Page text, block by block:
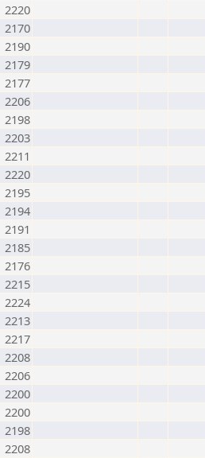
2220
2170
2190
2179
2177
2206
2198
2203
2211
2220
2195
2194
2191
2185
2176
2215
2224
2213
2217
2208
2206
2200
2200
2198
2208